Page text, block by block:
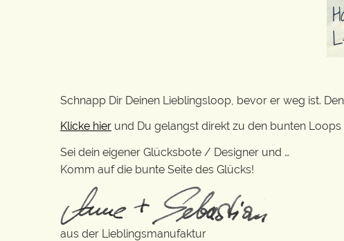
Schnapp Dir Deinen Lieblingsloop, bevor er weg ist.
Klicke hier und Du gelangst direkt zu den bunten
Sei dein eigener Glücksbote / Designer und …
Komm auf die bunte Seite des Glücks!
aus der Lieblingsmanufaktur